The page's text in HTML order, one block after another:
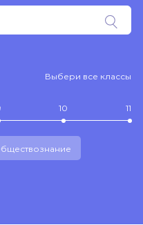
Выбери все классы
10 11